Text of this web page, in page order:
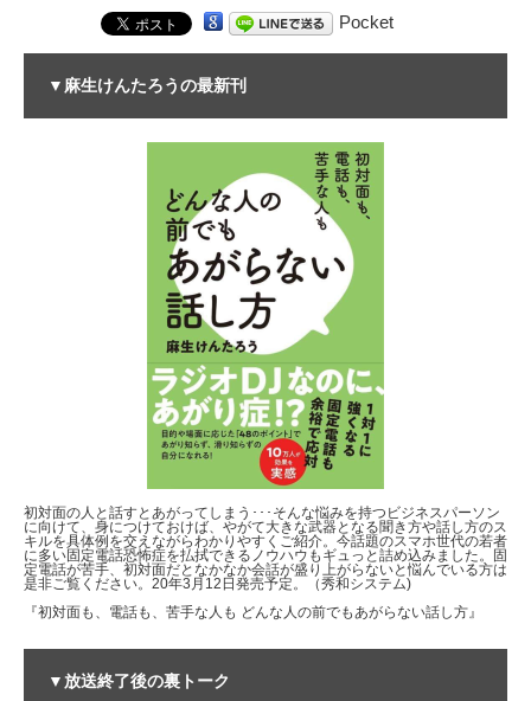
Pocket
▼麻生けんたろうの最新刊
初対面の人と話すとあがってしまう･･･そんな悩みを持つビジネスパーソン
に向けて、身につけておけば、やがて大きな武器となる聞き方や話し方のス
キルを具体例を交えながらわかりやすくご紹介。今話題のスマホ世代の若者
に多い固定電話恐怖症を払拭できるノウハウもギュっと詰め込みました。固
定電話が苦手、初対面だとなかなか会話が盛り上がらないと悩んでいる方は
是非ご覧ください。20年3月12日発売予定。（秀和システム)
『初対面も、電話も、苦手な人も どんな人の前でもあがらない話し方』
▼放送終了後の裏トーク